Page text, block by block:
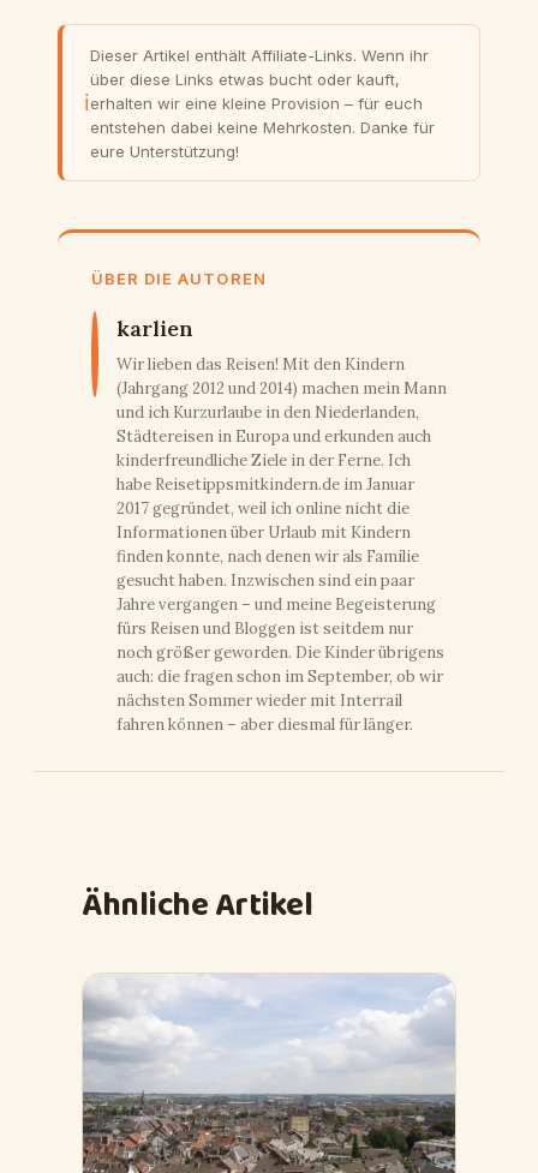
ℹ
Dieser Artikel enthält Affiliate-Links. Wenn ihr
über diese Links etwas bucht oder kauft,
erhalten wir eine kleine Provision – für euch
entstehen dabei keine Mehrkosten. Danke für
eure Unterstützung!
ÜBER DIE AUTOREN
karlien
Wir lieben das Reisen! Mit den Kindern
(Jahrgang 2012 und 2014) machen mein Mann
und ich Kurzurlaube in den Niederlanden,
Städtereisen in Europa und erkunden auch
kinderfreundliche Ziele in der Ferne. Ich
habe Reisetippsmitkindern.de im Januar
2017 gegründet, weil ich online nicht die
Informationen über Urlaub mit Kindern
finden konnte, nach denen wir als Familie
gesucht haben. Inzwischen sind ein paar
Jahre vergangen – und meine Begeisterung
fürs Reisen und Bloggen ist seitdem nur
noch größer geworden. Die Kinder übrigens
auch: die fragen schon im September, ob wir
nächsten Sommer wieder mit Interrail
fahren können – aber diesmal für länger.
Ähnliche Artikel